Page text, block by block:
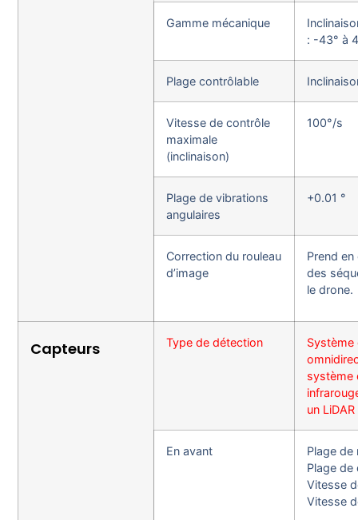
Gamme mécanique
: -43° à
Plage contrôlable
Vitesse de contrôle
maximale
(inclinaison)
100°/s
Plage de vibrations
angulaires
+0.01 °
Correction du rouleau
d’image
Prend
des
le drone.
Capteurs Type de détection
Système
système
un
En avant
Plage
Plage
Vitesse
Vitesse